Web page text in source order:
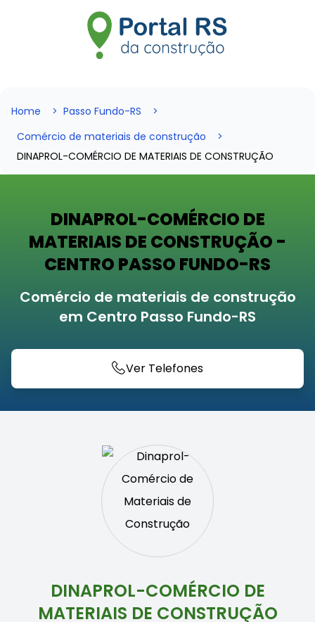
Home
Passo Fundo-RS
Comércio de materiais de construção
DINAPROL-COMÉRCIO DE MATERIAIS DE CONSTRUÇÃO
DINAPROL-COMÉRCIO DE
MATERIAIS DE CONSTRUÇÃO -
CENTRO PASSO FUNDO-RS
Comércio de materiais de construção
em Centro Passo Fundo-RS
Ver Telefones
DINAPROL-COMÉRCIO DE
MATERIAIS DE CONSTRUÇÃO